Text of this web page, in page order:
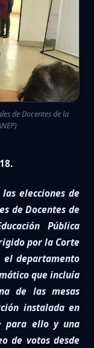
de Docentes de la
elecciones de
de Docentes de
Pública
por la Corte
el departamento
que incluía
de las mesas
instalada en
para ello y una
de votos desde